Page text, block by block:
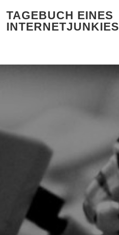
TAGEBUCH EINES
INTERNETJUNKIES